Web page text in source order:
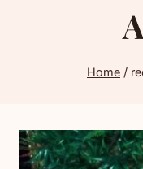
Home /